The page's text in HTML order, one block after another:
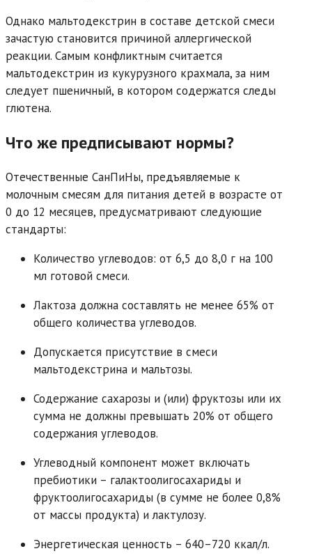
Однако мальтодекстрин в составе детской смеси
зачастую становится причиной аллергической
реакции. Самым конфликтным считается
мальтодекстрин из кукурузного крахмала, за ним
следует пшеничный, в котором содержатся следы
глютена.
Что же предписывают нормы?
Отечественные СанПиНы, предъявляемые к
молочным смесям для питания детей в возрасте от
0 до 12 месяцев, предусматривают следующие
стандарты:
Количество углеводов: от 6,5 до 8,0 г на 100
мл готовой смеси.
Лактоза должна составлять не менее 65% от
общего количества углеводов.
Допускается присутствие в смеси
мальтодекстрина и мальтозы.
Содержание сахарозы и (или) фруктозы или их
сумма не должны превышать 20% от общего
содержания углеводов.
Углеводный компонент может включать
пребиотики – галактоолигосахариды и
фруктоолигосахариды (в сумме не более 0,8%
от массы продукта) и лактулозу.
Энергетическая ценность – 640–720 ккал/л.